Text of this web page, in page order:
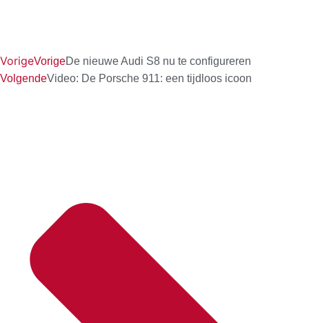
VorigeVorigeDe nieuwe Audi S8 nu te configureren
VolgendeVideo: De Porsche 911: een tijdloos icoon